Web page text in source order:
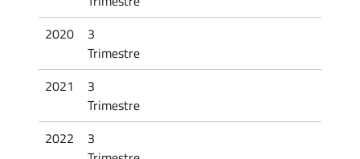
2020
3
Trimestre
2021
3
Trimestre
2022
3